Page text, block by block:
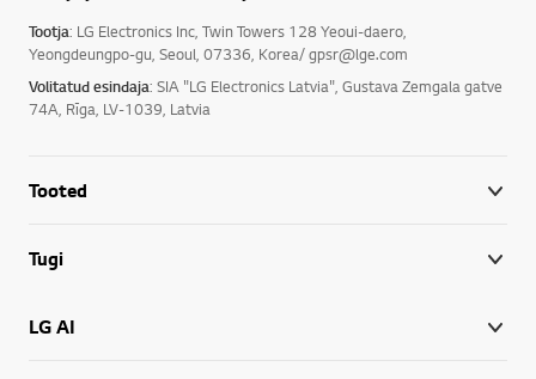
Tootja: LG Electronics Inc, Twin Towers 128 Yeoui-daero,
Yeongdeungpo-gu, Seoul, 07336, Korea/ gpsr@lge.com
Volitatud esindaja: SIA "LG Electronics Latvia", Gustava Zemgala gatve
74A, Rīga, LV-1039, Latvia
Tooted
Tugi
LG AI